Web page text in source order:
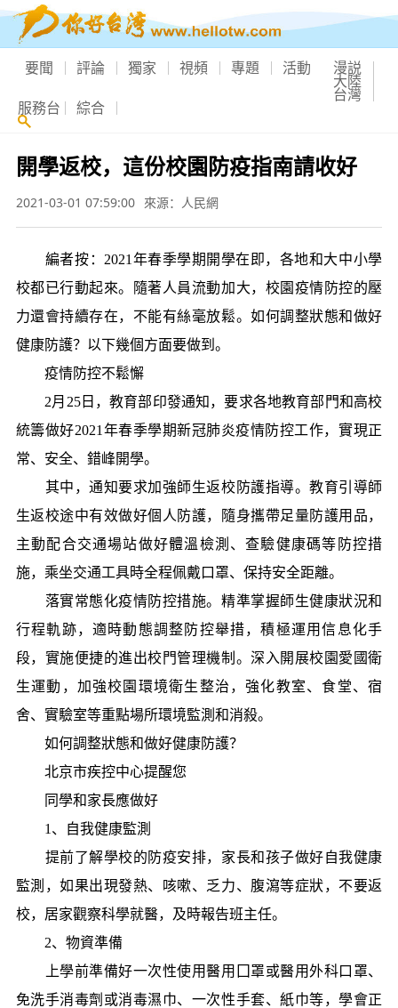
要聞 評論 獨家 視頻 專題 活動 漫説
大陸
台灣
服務台 綜合
開學返校，這份校園防疫指南請收好
2021-03-01 07:59:00 來源：人民網
編者按：2021年春季學期開學在即，各地和大中小學
校都已行動起來。隨著人員流動加大，校園疫情防控的壓
力還會持續存在，不能有絲毫放鬆。如何調整狀態和做好
健康防護？以下幾個方面要做到。
疫情防控不鬆懈
2月25日，教育部印發通知，要求各地教育部門和高校
統籌做好2021年春季學期新冠肺炎疫情防控工作，實現正
常、安全、錯峰開學。
其中，通知要求加強師生返校防護指導。教育引導師
生返校途中有效做好個人防護，隨身攜帶足量防護用品，
主動配合交通場站做好體溫檢測、查驗健康碼等防控措
施，乘坐交通工具時全程佩戴口罩、保持安全距離。
落實常態化疫情防控措施。精準掌握師生健康狀況和
行程軌跡，適時動態調整防控舉措，積極運用信息化手
段，實施便捷的進出校門管理機制。深入開展校園愛國衛
生運動，加強校園環境衛生整治，強化教室、食堂、宿
舍、實驗室等重點場所環境監測和消殺。
如何調整狀態和做好健康防護？
北京市疾控中心提醒您
同學和家長應做好
1、自我健康監測
提前了解學校的防疫安排，家長和孩子做好自我健康
監測，如果出現發熱、咳嗽、乏力、腹瀉等症狀，不要返
校，居家觀察科學就醫，及時報告班主任。
2、物資準備
上學前準備好一次性使用醫用囗罩或醫用外科口罩、
免洗手消毒劑或消毒濕巾、一次性手套、紙巾等，學會正